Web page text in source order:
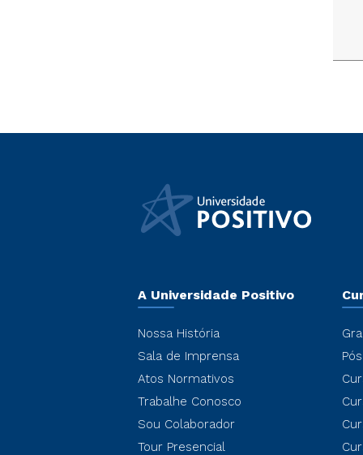
A Universidade Positivo
Nossa História
Sala de Imprensa
Atos Normativos
Trabalhe Conosco
Sou Colaborador
Tour Presencial